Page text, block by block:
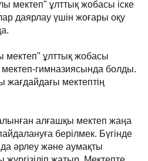
мектеп" ұлттық жобасы іске
даярлау үшін жоғары оқу
ұлттық жобасы
гимназиясында болды.
жағдайдағы мектептің
алғашқы мектеп жаңа
берілмек. Бүгінде
әрлеу және аумақты